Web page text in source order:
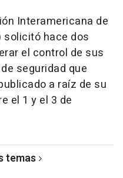
Interamericana de
solicitó hace dos
el control de sus
seguridad que
a raíz de su
el 1 y el 3 de
temas